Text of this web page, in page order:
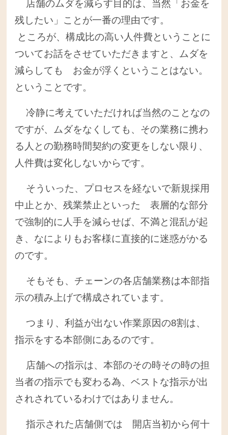
店舗のムダを減らす目的は、当然「お金を
残したい」ことが一番の理由です。
ところが、構成比の高い人件費ということに
ついてお話をさせていただきますと、ムダを
減らしても お金が浮くということはない。
ということです。
冷静に考えていただければ当然のことなの
ですが、ムダをなくしても、その業務に携わ
る人との勤務時間契約の変更をしない限り、
人件費は変化しないからです。
そういった、プロセスを経ないで新規採用
中止とか、残業禁止といった 表層的な部分
で強制的に人手を減らせば、不満と混乱が起
き、なによりもお客様に直接的に迷惑がかる
のです。
そもそも、チェーンの各店舗業務は本部指
示の積み上げで構成されています。
つまり、利益が出ない作業原因の8割は、
指示をする本部側にあるのです。
店舗への指示は、本部のその時その時の担
当者の指示でも変わる為、ベストな指示が出
されされているわけではありません。
指示された店舗側では 開店当初から何十